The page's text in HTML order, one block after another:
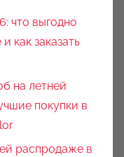
что выгодно
как заказать
на летней
покупки в
распродаже в